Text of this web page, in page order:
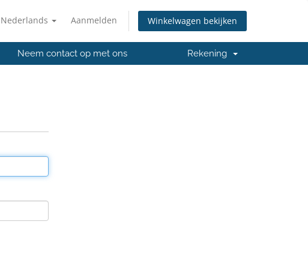
Nederlands Aanmelden Winkelwagen bekijken
Neem contact op met ons Rekening